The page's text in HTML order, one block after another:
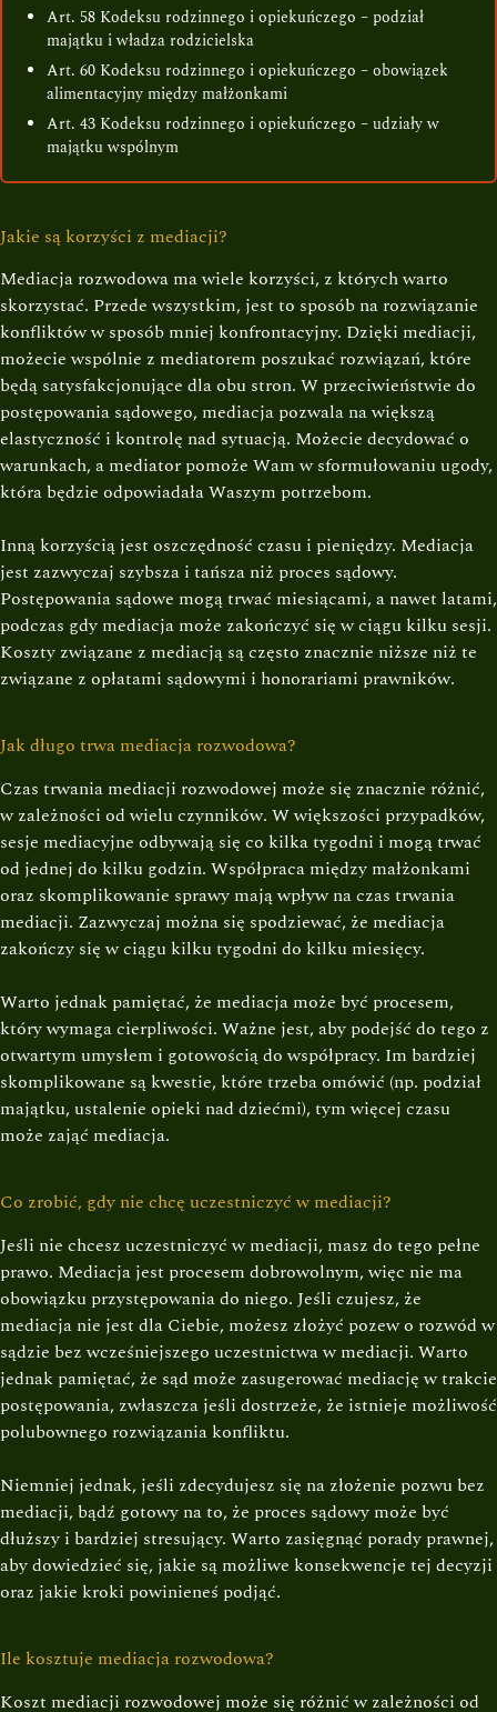
Art. 58 Kodeksu rodzinnego i opiekuńczego – podział
majątku i władza rodzicielska
Art. 60 Kodeksu rodzinnego i opiekuńczego – obowiązek
alimentacyjny między małżonkami
Art. 43 Kodeksu rodzinnego i opiekuńczego – udziały w
majątku wspólnym
Jakie są korzyści z mediacji?
Mediacja rozwodowa ma wiele korzyści, z których warto
skorzystać. Przede wszystkim, jest to sposób na rozwiązanie
konfliktów w sposób mniej konfrontacyjny. Dzięki mediacji,
możecie wspólnie z mediatorem poszukać rozwiązań, które
będą satysfakcjonujące dla obu stron. W przeciwieństwie do
postępowania sądowego, mediacja pozwala na większą
elastyczność i kontrolę nad sytuacją. Możecie decydować o
warunkach, a mediator pomoże Wam w sformułowaniu ugody,
która będzie odpowiadała Waszym potrzebom.
Inną korzyścią jest oszczędność czasu i pieniędzy. Mediacja
jest zazwyczaj szybsza i tańsza niż proces sądowy.
Postępowania sądowe mogą trwać miesiącami, a nawet latami,
podczas gdy mediacja może zakończyć się w ciągu kilku sesji.
Koszty związane z mediacją są często znacznie niższe niż te
związane z opłatami sądowymi i honorariami prawników.
Jak długo trwa mediacja rozwodowa?
Czas trwania mediacji rozwodowej może się znacznie różnić,
w zależności od wielu czynników. W większości przypadków,
sesje mediacyjne odbywają się co kilka tygodni i mogą trwać
od jednej do kilku godzin. Współpraca między małżonkami
oraz skomplikowanie sprawy mają wpływ na czas trwania
mediacji. Zazwyczaj można się spodziewać, że mediacja
zakończy się w ciągu kilku tygodni do kilku miesięcy.
Warto jednak pamiętać, że mediacja może być procesem,
który wymaga cierpliwości. Ważne jest, aby podejść do tego z
otwartym umysłem i gotowością do współpracy. Im bardziej
skomplikowane są kwestie, które trzeba omówić (np. podział
majątku, ustalenie opieki nad dziećmi), tym więcej czasu
może zająć mediacja.
Co zrobić, gdy nie chcę uczestniczyć w mediacji?
Jeśli nie chcesz uczestniczyć w mediacji, masz do tego pełne
prawo. Mediacja jest procesem dobrowolnym, więc nie ma
obowiązku przystępowania do niego. Jeśli czujesz, że
mediacja nie jest dla Ciebie, możesz złożyć pozew o rozwód w
sądzie bez wcześniejszego uczestnictwa w mediacji. Warto
jednak pamiętać, że sąd może zasugerować mediację w trakcie
postępowania, zwłaszcza jeśli dostrzeże, że istnieje możliwość
polubownego rozwiązania konfliktu.
Niemniej jednak, jeśli zdecydujesz się na złożenie pozwu bez
mediacji, bądź gotowy na to, że proces sądowy może być
dłuższy i bardziej stresujący. Warto zasięgnąć porady prawnej,
aby dowiedzieć się, jakie są możliwe konsekwencje tej decyzji
oraz jakie kroki powinieneś podjąć.
Ile kosztuje mediacja rozwodowa?
Koszt mediacji rozwodowej może się różnić w zależności od